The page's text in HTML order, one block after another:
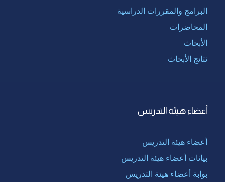
البرامج والمقررات الدراسية
المحاضرات
الأبحاث
نتائج الأبحاث
أعضاء هيئة التدريس
أعضاء هيئة التدريس
بيانات أعضاء هيئة التدريس
بوابة أعضاء هيئة التدريس